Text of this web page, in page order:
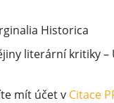
Historica
literární kritiky –
mít účet v Citace